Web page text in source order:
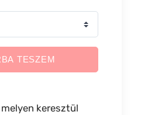
TESZEM
keresztül